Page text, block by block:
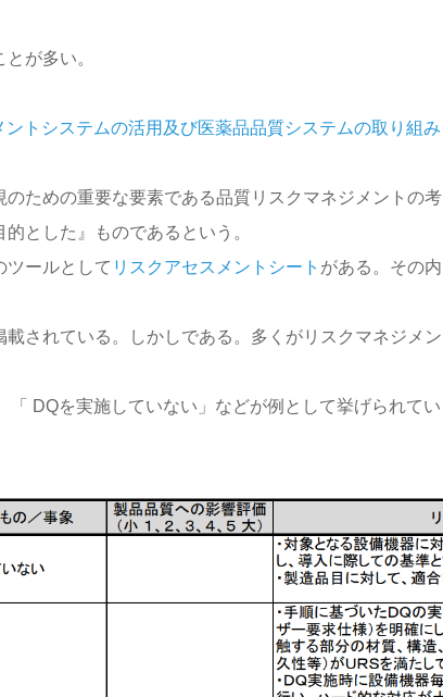
が多い。
トシステムの活用及び医薬品品質システムの取り組み
ための重要な要素である品質リスクマネジメントの考
とした』ものであるという。
ツールとして リスクアセスメントシート がある。その内
されている。しかしである。多くがリスクマネジメン
DQを実施していない」などが例として挙げられてい